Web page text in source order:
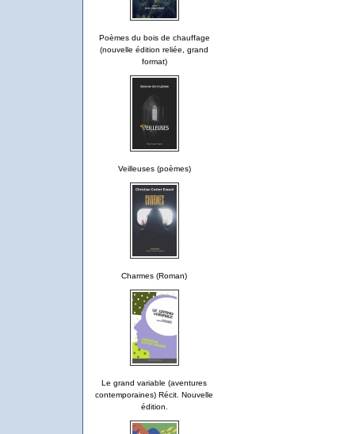
Poèmes du bois de chauffage
(nouvelle édition reliée, grand
format)
Veilleuses (poèmes)
Charmes (Roman)
Le grand variable (aventures
contemporaines) Récit. Nouvelle
édition.